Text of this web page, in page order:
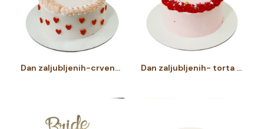
Dan zaljubljenih-crvena srca Dan zaljubljenih- torta LOVE